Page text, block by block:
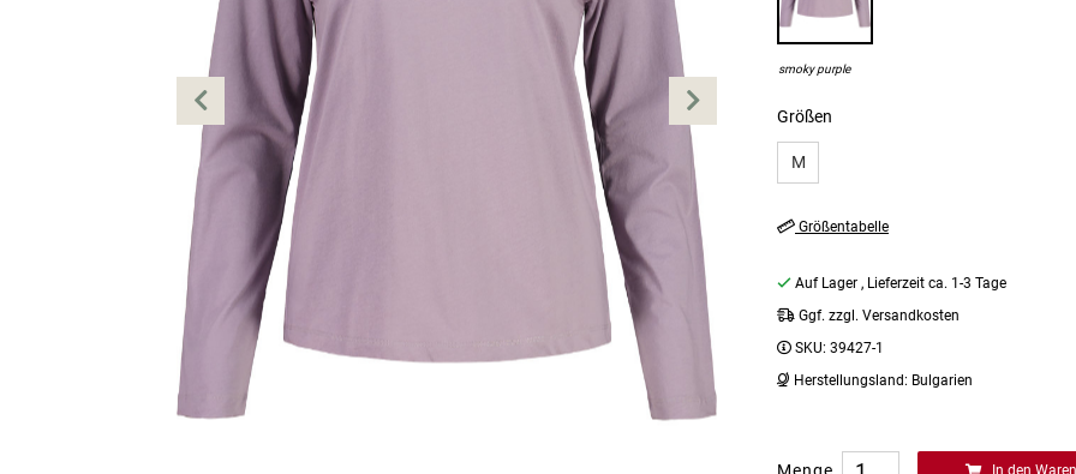
Größen
M
smoky purple
Größentabelle
Auf Lager , Lieferzeit ca. 1-3 Tage
Ggf. zzgl. Versandkosten
SKU: 39427-1
Herstellungsland: Bulgarien
In den